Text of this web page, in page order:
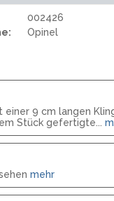
002426
Opinel
einer 9 cm langen
Stück gefertigte...
mehr